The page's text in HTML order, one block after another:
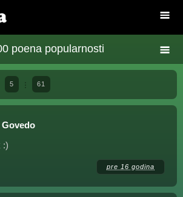
poena popularnosti
5 61
:)
pre 16 godina